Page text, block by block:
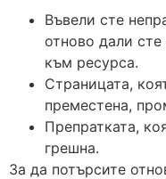
Въвели сте
отново дали
към ресурса.
Страницата,
преместена,
Препратката,
грешна.
За да потърсите